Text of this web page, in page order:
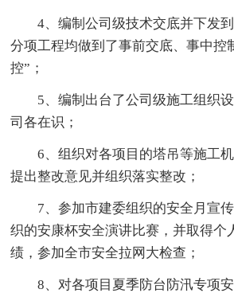
4、编制公司级技术交底并下发
分项工程均做到了事前交底、事中控
控”；
5、编制出台了公司级施工组织
司各在识；
6、组织对各项目的塔吊等施工
提出整改意见并组织落实整改；
7、参加市建委组织的安全月宣
织的安康杯安全演讲比赛，并取得个
绩，参加全市安全拉网大检查；
8、对各项目夏季防台防汛专项